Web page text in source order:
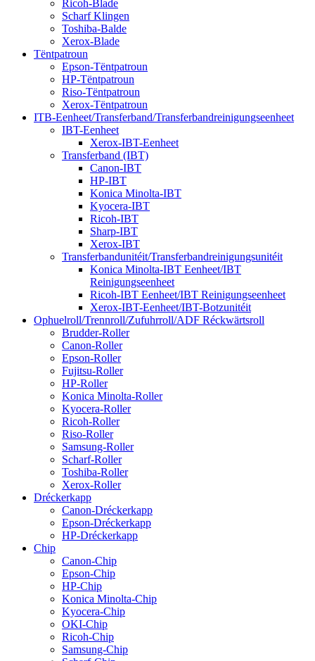
Ricoh-Blade
Scharf Klingen
Toshiba-Balde
Xerox-Blade
Tëntpatroun
Epson-Tëntpatroun
HP-Tëntpatroun
Riso-Tëntpatroun
Xerox-Tëntpatroun
ITB-Eenheet/Transferband/Transferbandreinigungseenheet
IBT-Eenheet
Xerox-IBT-Eenheet
Transferband (IBT)
Canon-IBT
HP-IBT
Konica Minolta-IBT
Kyocera-IBT
Ricoh-IBT
Sharp-IBT
Xerox-IBT
Transferbandunitéit/Transferbandreinigungsunitéit
Konica Minolta-IBT Eenheet/IBT
Reinigungseenheet
Ricoh-IBT Eenheet/IBT Reinigungseenheet
Xerox-IBT-Eenheet/IBT-Botzunitéit
Ophuelroll/Trennroll/Zufuhrroll/ADF Réckwärtsroll
Brudder-Roller
Canon-Roller
Epson-Roller
Fujitsu-Roller
HP-Roller
Konica Minolta-Roller
Kyocera-Roller
Ricoh-Roller
Riso-Roller
Samsung-Roller
Scharf-Roller
Toshiba-Roller
Xerox-Roller
Dréckerkapp
Canon-Dréckerkapp
Epson-Dréckerkapp
HP-Dréckerkapp
Chip
Canon-Chip
Epson-Chip
HP-Chip
Konica Minolta-Chip
Kyocera-Chip
OKI-Chip
Ricoh-Chip
Samsung-Chip